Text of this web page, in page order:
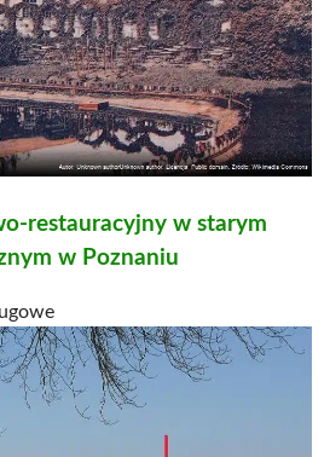
restauracyjny w starym
w Poznaniu